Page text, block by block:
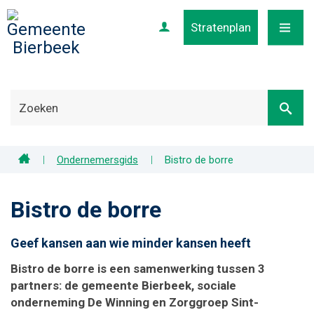
Stratenplan
Profiel
MENU
HomeOndernemersgids Bistro de borre
Bistro de borre
Geef kansen aan wie minder kansen heeft
Bistro de borre is een samenwerking tussen 3
partners: de gemeente Bierbeek, sociale
onderneming De Winning en Zorggroep Sint-